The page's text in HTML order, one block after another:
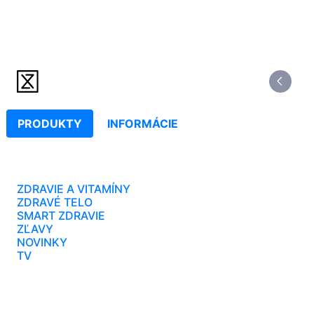
PRODUKTY INFORMÁCIE
ZDRAVIE A VITAMÍNY
ZDRAVÉ TELO
SMART ZDRAVIE
ZĽAVY
NOVINKY
TV